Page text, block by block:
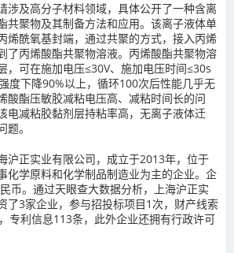
涉及高分子材料领域，具体公开了一种含离
共聚物及其制备方法和应用。该离子液体单
烯酰氧基封端，通过共聚的方式，接入丙烯
了丙烯酸酯共聚物溶液。丙烯酸酯共聚物溶
，可在施加电压≤30V、施加电压时间≤30s
度下降90%以上，循环100次后性能几乎无
酸酯压敏胶减粘电压高、减粘时间长的问
电减粘胶黏剂层持粘率高，无离子液体迁
。
沪正实业有限公司，成立于2013年，位于
化学原料和化学制品制造业为主的企业。企
币。通过天眼查大数据分析，上海沪正实
了3家企业，参与招投标项目1次，财产线索
专利信息113条，此外企业还拥有行政许可